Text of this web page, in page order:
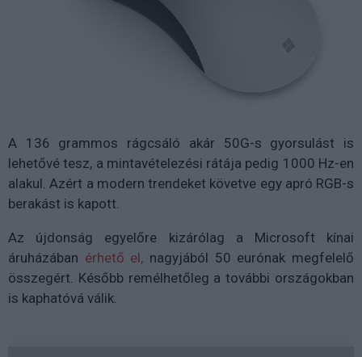
A 136 grammos rágcsáló akár 50G-s gyorsulást is
lehetővé tesz, a mintavételezési rátája pedig 1000 Hz-en
alakul. Azért a modern trendeket követve egy apró RGB-s
berakást is kapott.
Az újdonság egyelőre kizárólag a Microsoft kínai
áruházában érhető el, nagyjából 50 eurónak megfelelő
összegért. Később remélhetőleg a további országokban
is kaphatóvá válik.